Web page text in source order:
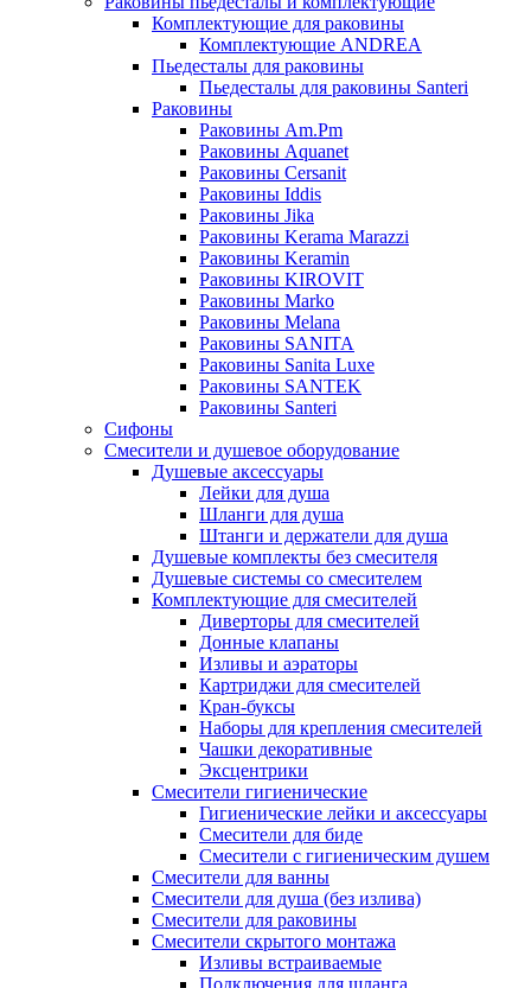
Комплектующие для раковины
Комплектующие ANDREA
Пьедесталы для раковины
Пьедесталы для раковины Santeri
Раковины
Раковины Am.Pm
Раковины Aquanet
Раковины Cersanit
Раковины Iddis
Раковины Jika
Раковины Kerama Marazzi
Раковины Keramin
Раковины KIROVIT
Раковины Marko
Раковины Melana
Раковины SANITA
Раковины Sanita Luxe
Раковины SANTEK
Раковины Santeri
Сифоны
Смесители и душевое оборудование
Душевые аксессуары
Лейки для душа
Шланги для душа
Штанги и держатели для душа
Душевые комплекты без смесителя
Душевые системы со смесителем
Комплектующие для смесителей
Диверторы для смесителей
Донные клапаны
Изливы и аэраторы
Картриджи для смесителей
Кран-буксы
Наборы для крепления смесителей
Чашки декоративные
Эксцентрики
Смесители гигиенические
Гигиенические лейки и аксессуары
Смесители для биде
Смесители с гигиеническим душем
Смесители для ванны
Смесители для душа (без излива)
Смесители для раковины
Смесители скрытого монтажа
Изливы встраиваемые